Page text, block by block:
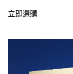
立即選購